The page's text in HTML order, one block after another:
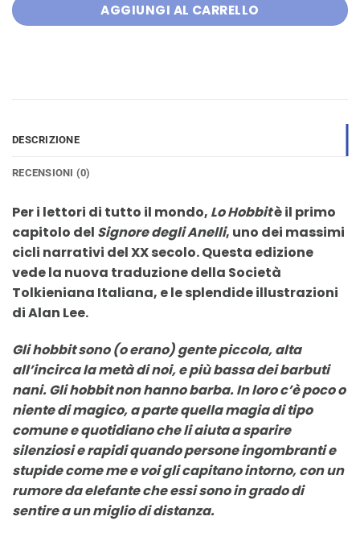
AGGIUNGI AL CARRELLO
DESCRIZIONE
RECENSIONI (0)
Per i lettori di tutto il mondo, Lo Hobbitè il primo
capitolo del Signore degli Anelli, uno dei massimi
cicli narrativi del XX secolo. Questa edizione
vede la nuova traduzione della Società
Tolkieniana Italiana, e le splendide illustrazioni
di Alan Lee.
Gli hobbit sono (o erano) gente piccola, alta
all’incirca la metà di noi, e più bassa dei barbuti
nani. Gli hobbit non hanno barba. In loro c’è poco o
niente di magico, a parte quella magia di tipo
comune e quotidiano che li aiuta a sparire
silenziosi e rapidi quando persone ingombranti e
stupide come me e voi gli capitano intorno, con un
rumore da elefante che essi sono in grado di
sentire a un miglio di distanza.